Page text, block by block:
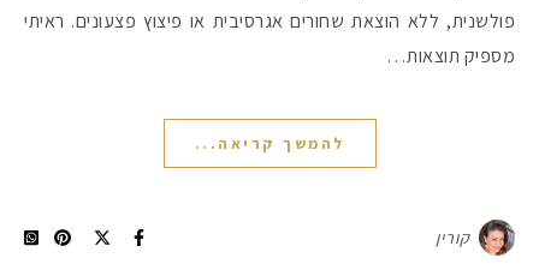
פולשנית, ללא הוצאת שחורים אגרסיבית או פיצוץ פצעונים. ראיתי
מספיק תוצאות…
להמשך קריאה...
קורין